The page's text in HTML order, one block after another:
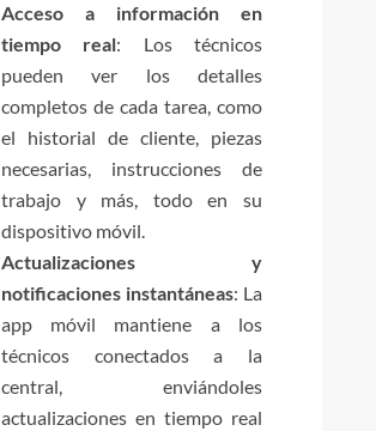
Acceso a información en
tiempo real: Los técnicos
pueden ver los detalles
completos de cada tarea, como
el historial de cliente, piezas
necesarias, instrucciones de
trabajo y más, todo en su
dispositivo móvil.
Actualizaciones y
notificaciones instantáneas: La
app móvil mantiene a los
técnicos conectados a la
central, enviándoles
actualizaciones en tiempo real